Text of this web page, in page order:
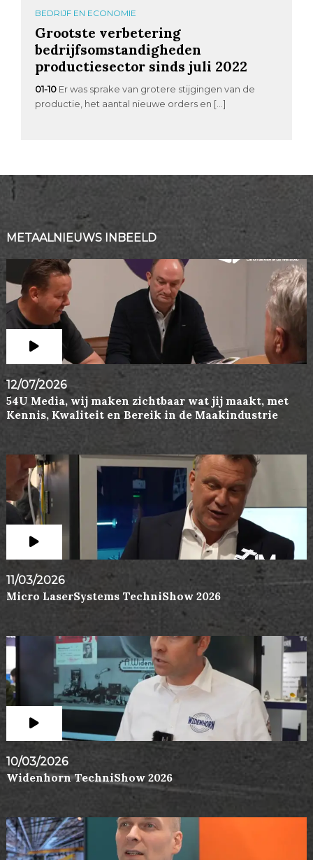
BEDRIJF EN ECONOMIE
Grootste verbetering
bedrijfsomstandigheden
productiesector sinds juli 2022
01-10 Er was sprake van grotere stijgingen van de
productie, het aantal nieuwe orders en […]
METAALNIEUWS INBEELD
12/07/2026
54U Media, wij maken zichtbaar wat jij maakt, met
Kennis, Kwaliteit en Bereik in de Maakindustrie
11/03/2026
Micro LaserSystems TechniShow 2026
10/03/2026
Widenhorn TechniShow 2026